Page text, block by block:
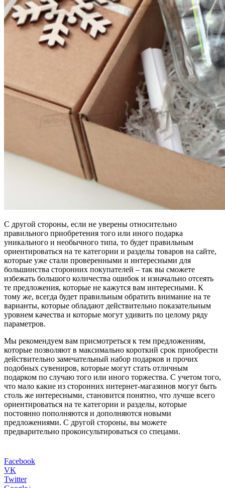
С другой стороны, если не уверены относительно
правильного приобретения того или иного подарка
уникального и необычного типа, то будет правильным
ориентироваться на те категории и разделы товаров на сайте,
которые уже стали проверенными и интересными для
большинства сторонних покупателей – так вы сможете
избежать большого количества ошибок и изначально отсеять
те предложения, которые не кажутся вам интересными. К
тому же, всегда будет правильным обратить внимание на те
варианты, которые обладают действительно показательным
уровнем качества и которые могут удивить по целому ряду
параметров.
Мы рекомендуем вам присмотреться к тем предложениям,
которые позволяют в максимально короткий срок приобрести
действительно замечательный набор подарков и прочих
подобных сувениров, которые могут стать отличным
подарком по случаю того или иного торжества. С учетом того,
что мало какие из сторонних интернет-магазинов могут быть
столь же интересными, становится понятно, что лучше всего
ориентироваться на те категории и разделы, которые
постоянно пополняются и дополняются новыми
предложениями. С другой стороны, вы можете
предварительно проконсультироваться со спецами.
Facebook
VK
Twitter